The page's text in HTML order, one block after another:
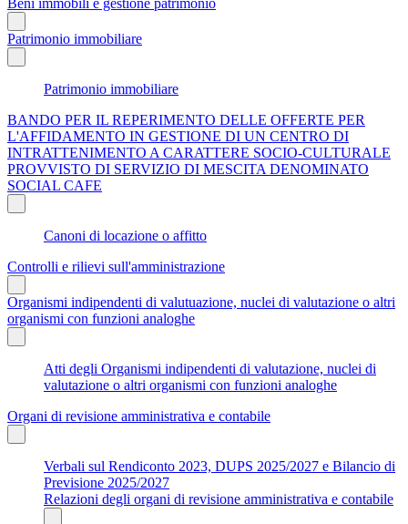
Patrimonio immobiliare
Patrimonio immobiliare
BANDO PER IL REPERIMENTO DELLE OFFERTE PER
L'AFFIDAMENTO IN GESTIONE DI UN CENTRO DI
INTRATTENIMENTO A CARATTERE SOCIO-CULTURALE
PROVVISTO DI SERVIZIO DI MESCITA DENOMINATO
SOCIAL CAFE
Canoni di locazione o affitto
Controlli e rilievi sull'amministrazione
Organismi indipendenti di valutuazione, nuclei di valutazione o altri
organismi con funzioni analoghe
Atti degli Organismi indipendenti di valutazione, nuclei di
valutazione o altri organismi con funzioni analoghe
Organi di revisione amministrativa e contabile
Verbali sul Rendiconto 2023, DUPS 2025/2027 e Bilancio di
Previsione 2025/2027
Relazioni degli organi di revisione amministrativa e contabile